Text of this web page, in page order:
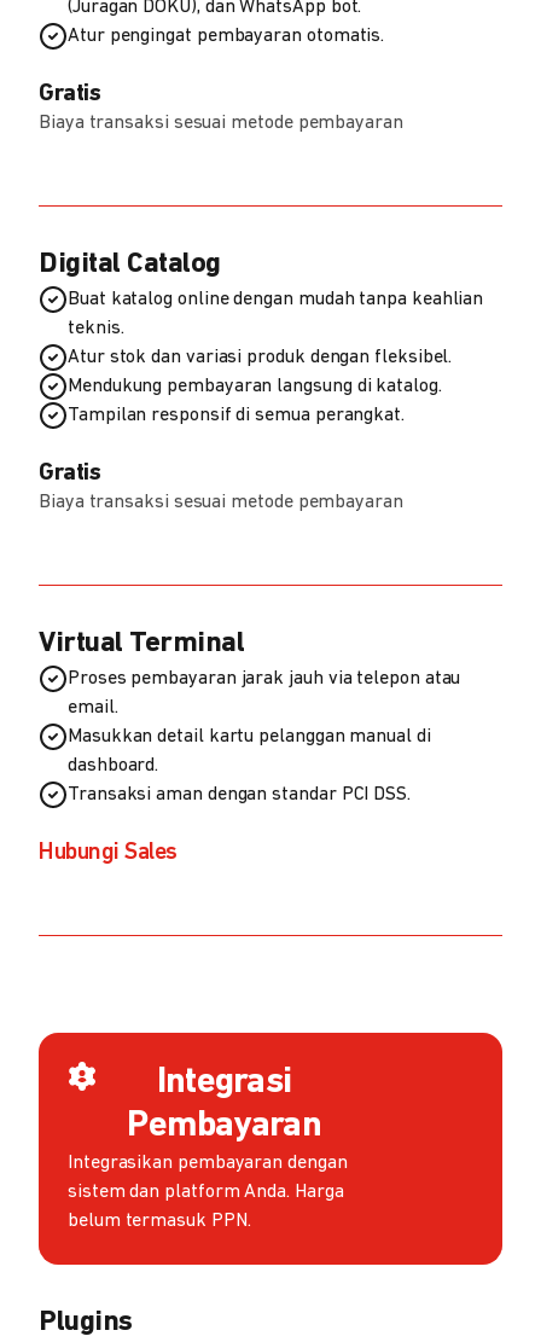
(Juragan DOKU), dan WhatsApp bot.
Atur pengingat pembayaran otomatis.
Gratis
Biaya transaksi sesuai metode pembayaran
Digital Catalog
Buat katalog online dengan mudah tanpa keahlian
teknis.
Atur stok dan variasi produk dengan fleksibel.
Mendukung pembayaran langsung di katalog.
Tampilan responsif di semua perangkat.
Gratis
Biaya transaksi sesuai metode pembayaran
Virtual Terminal
Proses pembayaran jarak jauh via telepon atau
email.
Masukkan detail kartu pelanggan manual di
dashboard.
Transaksi aman dengan standar PCI DSS.
Hubungi Sales
Integrasi
Pembayaran
Integrasikan pembayaran dengan
sistem dan platform Anda. Harga
belum termasuk PPN.
Plugins